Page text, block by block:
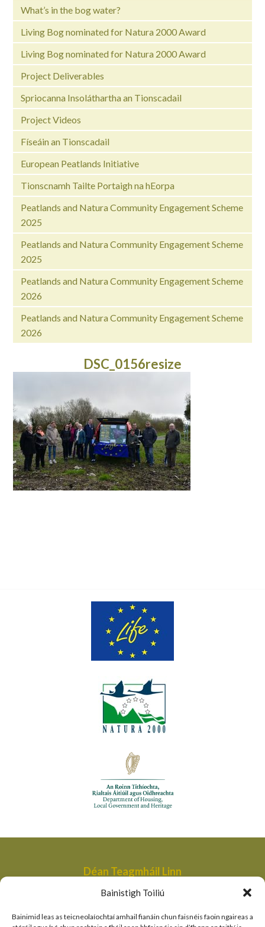
Bainistigh Toiliú
Bainimid leas as teicneolaíochtaí amhail fianáin chun faisnéis faoin ngaireas a
What’s in the bog water?
Living Bog nominated for Natura 2000 Award
Living Bog nominated for Natura 2000 Award
Project Deliverables
Spriocanna Insoláthartha an Tionscadail
Project Videos
Físeáin an Tionscadail
European Peatlands Initiative
Tionscnamh Tailte Portaigh na hEorpa
Peatlands and Natura Community Engagement Scheme
2025
Peatlands and Natura Community Engagement Scheme
2025
Peatlands and Natura Community Engagement Scheme
2026
Peatlands and Natura Community Engagement Scheme
2026
DSC_0156resize
Déan Teagmháil Linn
Aonad Bainistithe na dTailte Móna,
An Roinn Tithíochta, Rialtais Áitiúil agus Oidhreachta,
Bóthair an Bhaile Nua,